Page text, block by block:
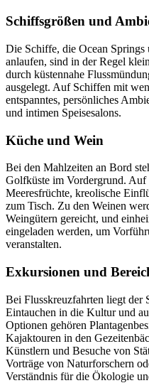
Schiffsgrößen und
Die Schiffe, die Ocean Springs
anlaufen, sind in der Regel
durch küstennahe
ausgelegt. Auf Schiffen mit
entspanntes, persönliches
und intimen Speisesalons.
Küche und Wein
Bei den Mahlzeiten an Bord
Golfküste im Vordergrund. Auf
Meeresfrüchte, kreolische
zum Tisch. Zu den Weinen
Weingütern gereicht, und
eingeladen werden, um
veranstalten.
Exkursionen und
Bei Flusskreuzfahrten liegt der
Eintauchen in die Kultur und
Optionen gehören
Kajaktouren in den
Künstlern und Besuche von
Vorträge von Naturforschern
Verständnis für die Ökologie